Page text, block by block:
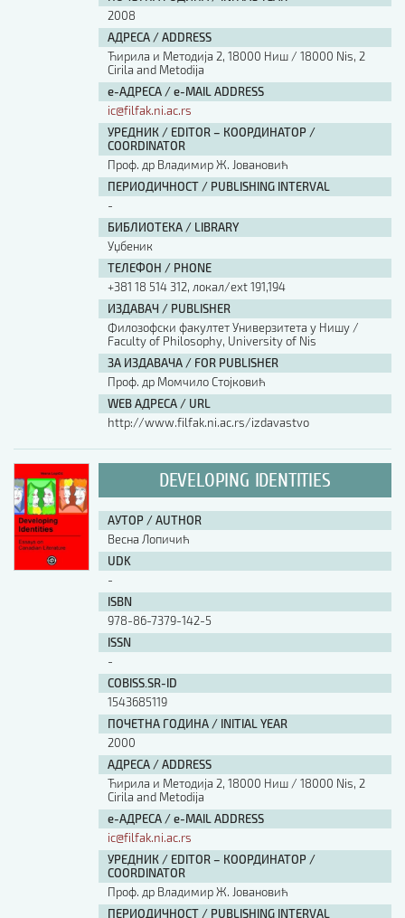
2008
АДРЕСА / ADDRESS
Ћирила и Методија 2, 18000 Ниш / 18000 Nis, 2
Cirila and Metodija
е-АДРЕСА / e-MAIL ADDRESS
ic@filfak.ni.ac.rs
УРЕДНИК / EDITOR – КООРДИНАТОР /
COORDINATOR
Проф. др Владимир Ж. Јовановић
ПЕРИОДИЧНОСТ / PUBLISHING INTERVAL
-
БИБЛИОТЕКА / LIBRARY
Уџбеник
ТЕЛЕФОН / PHONE
+381 18 514 312, локал/ext 191,194
ИЗДАВАЧ / PUBLISHER
Филозофски факултет Универзитета у Нишу /
Faculty of Philosophy, University of Nis
ЗА ИЗДАВАЧА / FOR PUBLISHER
Проф. др Момчило Стојковић
WEB АДРЕСА / URL
http://www.filfak.ni.ac.rs/izdavastvo
DEVELOPING IDENTITIES
АУТОР / AUTHOR
Весна Лопичић
UDK
-
ISBN
978-86-7379-142-5
ISSN
-
COBISS.SR-ID
1543685119
ПОЧЕТНА ГОДИНА / INITIAL YEAR
2000
АДРЕСА / ADDRESS
Ћирила и Методија 2, 18000 Ниш / 18000 Nis, 2
Cirila and Metodija
е-АДРЕСА / e-MAIL ADDRESS
ic@filfak.ni.ac.rs
УРЕДНИК / EDITOR – КООРДИНАТОР /
COORDINATOR
Проф. др Владимир Ж. Јовановић
ПЕРИОДИЧНОСТ / PUBLISHING INTERVAL